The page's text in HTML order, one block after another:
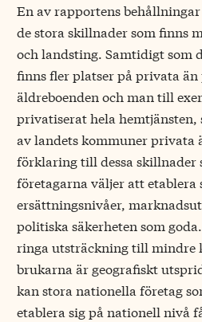
En av rapportens
de stora skillnader som finns
och landsting. Samtidigt som
finns fler platser på privata
äldreboenden och man till
privatiserat hela
av landets kommuner privata
förklaring till dessa skillnader
företagarna väljer att etablera
ersättningsnivåer,
politiska säkerheten som
ringa utsträckning till mindre
brukarna är geografiskt
kan stora nationella företag
etablera sig på nationell nivå